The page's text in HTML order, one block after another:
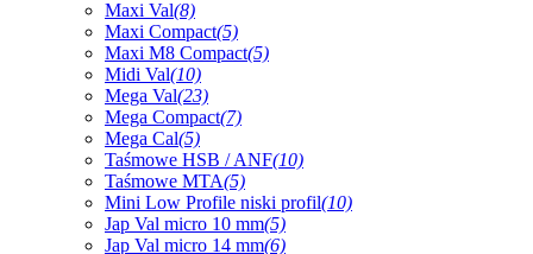
Maxi Val(8)
Maxi Compact(5)
Maxi M8 Compact(5)
Midi Val(10)
Mega Val(23)
Mega Compact(7)
Mega Cal(5)
Taśmowe HSB / ANF(10)
Taśmowe MTA(5)
Mini Low Profile niski profil(10)
Jap Val micro 10 mm(5)
Jap Val micro 14 mm(6)